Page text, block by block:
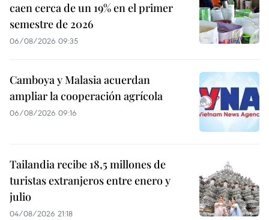
caen cerca de un 19% en el primer
semestre de 2026
06/08/2026 09:35
Camboya y Malasia acuerdan
ampliar la cooperación agrícola
06/08/2026 09:16
Tailandia recibe 18,5 millones de
turistas extranjeros entre enero y
julio
04/08/2026 21:18